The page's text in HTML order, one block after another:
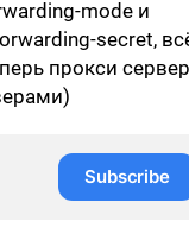
mode и
secret,
прокси сервер
Subscribe